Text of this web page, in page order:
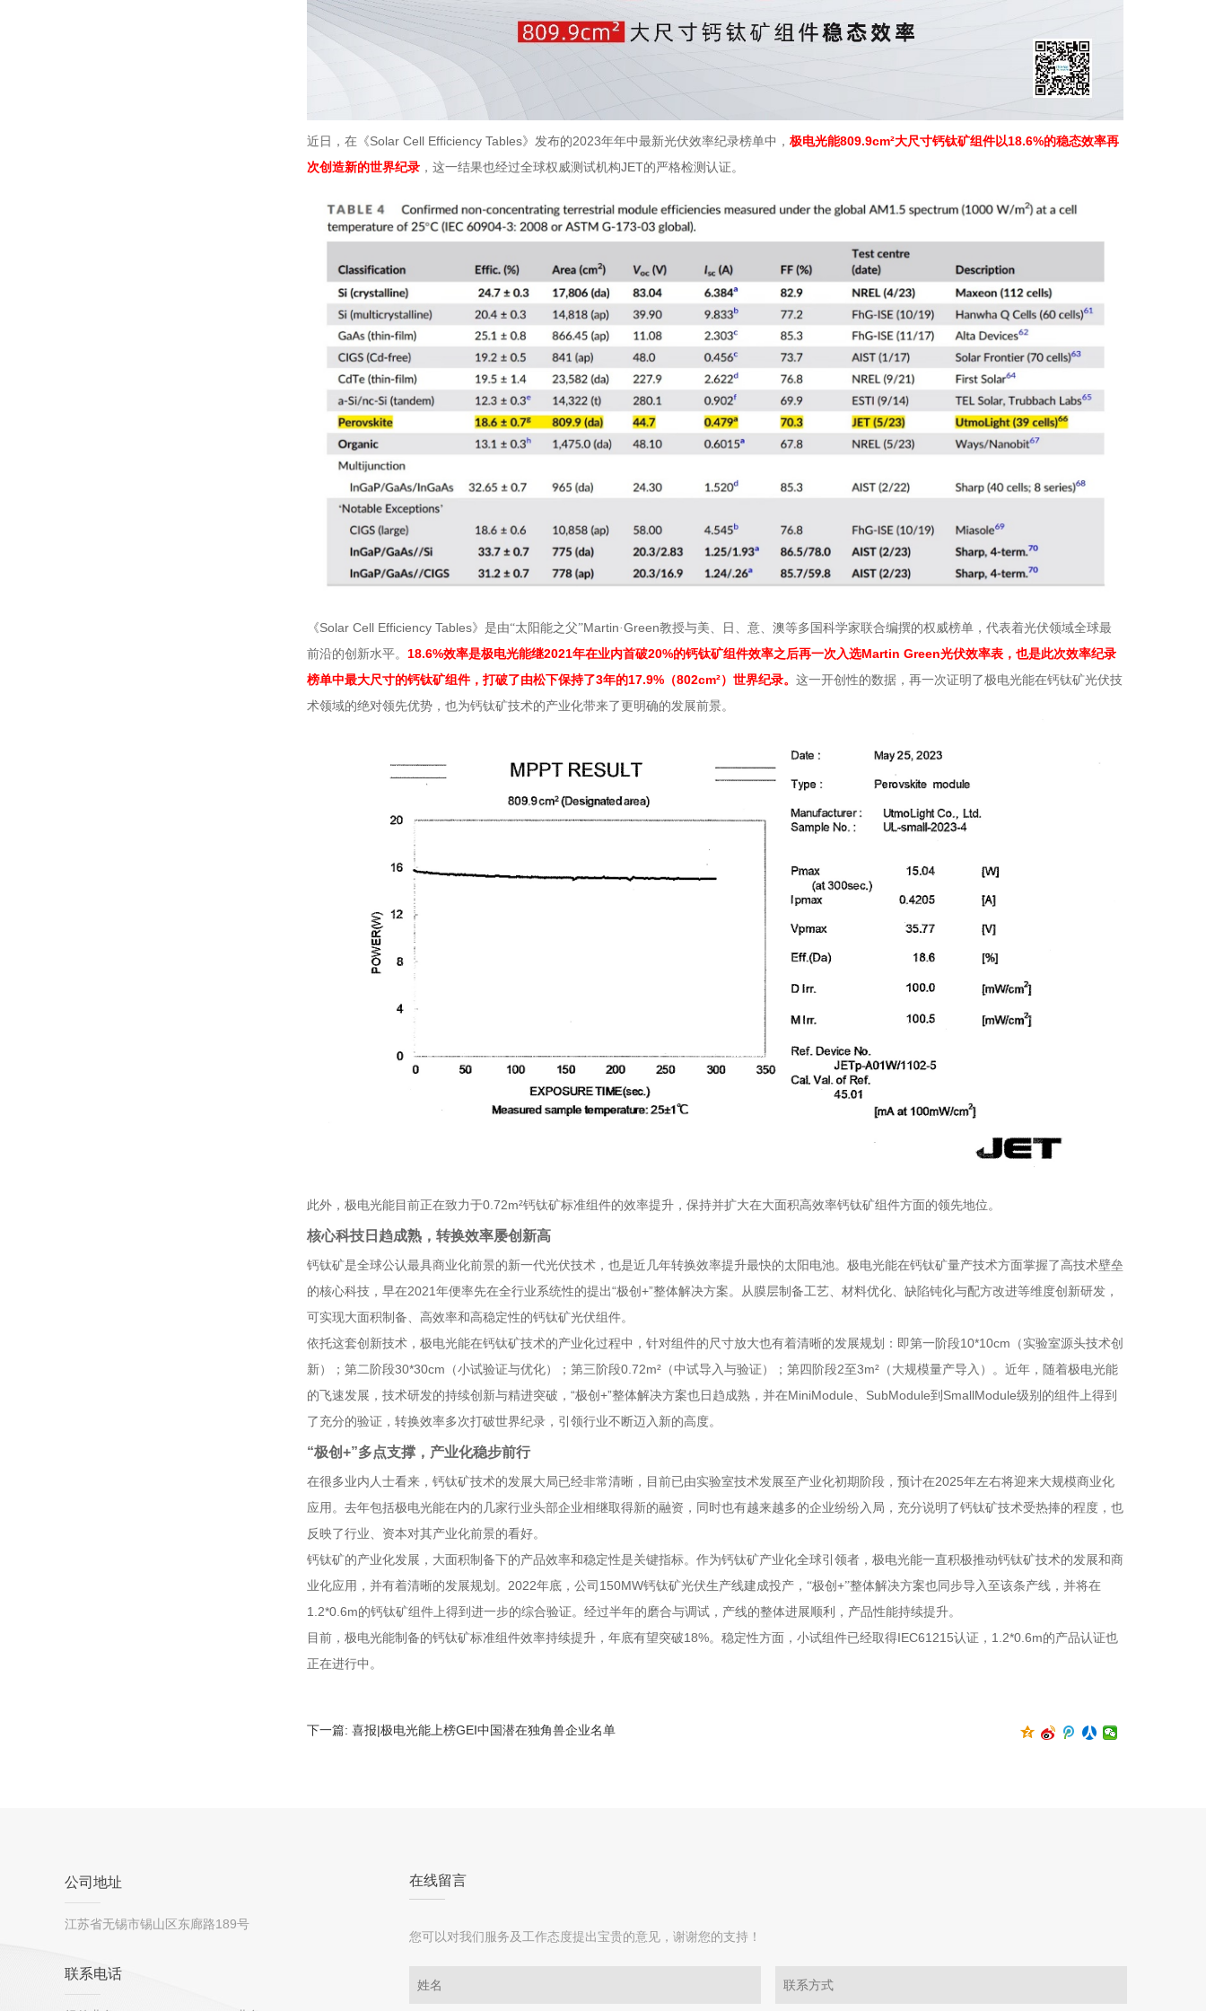
近日，在《Solar Cell Efficiency Tables》发布的2023年年中最新光伏效率纪录榜单中， 极电光能809.9cm²大尺寸钙钛矿组件以18.6%的稳态效率再
次创造新的世界纪录 ，这一结果也经过全球权威测试机构JET的严格检测认证。
《Solar Cell Efficiency Tables》是由“太阳能之父”Martin·Green教授与美、日、意、澳等多国科学家联合编撰的权威榜单，代表着光伏领域全球最
前沿的创新水平。 18.6%效率是极电光能继2021年在业内首破20%的钙钛矿组件效率之后再一次入选Martin Green光伏效率表，也是此次效率纪录
榜单中最大尺寸的钙钛矿组件，打破了由松下保持了3年的17.9% （802cm²）世界纪录。 这一开创性的数据，再一次证明了极电光能在钙钛矿光伏技
术领域的绝对领先优势，也为钙钛矿技术的产业化带来了更明确的发展前景。
此外，极电光能目前正在致力于0.72m²钙钛矿标准组件的效率提升，保持并扩大在大面积高效率钙钛矿组件方面的领先地位。
核心科技日趋成熟，转换效率屡创新高
钙钛矿是全球公认最具商业化前景的新一代光伏技术，也是近几年转换效率提升最快的太阳电池。极电光能在钙钛矿量产技术方面掌握了高技术壁垒
的核心科技，早在2021 年便率先在全行业系统性的提出“极创 +”整体解决方案。从膜层制备工艺、材料优化、缺陷钝化与配方改进等维度创新研发，
可实现大面积制备、高效率和高稳定性的钙钛矿光伏组件。
依托这套创新技术，极电光能在钙钛矿技术的产业化过程中，针对组件的尺寸放大也有着清晰的发展规划：即第一阶段10*10cm （实验室源头技术创
新）；第二阶段30*30cm （小试验证与优化）；第三阶段0.72m² （中试导入与验证）；第四阶段2至3m² （大规模量产导入）。近年，随着极电光能
的飞速发展，技术研发的持续创新与精进突破， “极创 +”整体解决方案也日趋成熟，并在MiniModule、 SubModule到 SmallModule级别的组件上得到
了充分的验证，转换效率多次打破世界纪录，引领行业不断迈入新的高度。
“极创+”多点支撑，产业化稳步前行
在很多业内人士看来，钙钛矿技术的发展大局已经非常清晰，目前已由实验室技术发展至产业化初期阶段，预计在2025年左右将迎来大规模商业化
应用。去年包括极电光能在内的几家行业头部企业相继取得新的融资，同时也有越来越多的企业纷纷入局，充分说明了钙钛矿技术受热捧的程度，也
反映了行业、资本对其产业化前景的看好。
钙钛矿的产业化发展，大面积制备下的产品效率和稳定性是关键指标。作为钙钛矿产业化全球引领者，极电光能一直积极推动钙钛矿技术的发展和商
业化应用，并有着清晰的发展规划。 2022年底，公司 150MW钙钛矿光伏生产线建成投产，“极创 +”整体解决方案也同步导入至该条产线，并将在
1.2*0.6m的钙钛矿组件上得到进一步的综合验证。经过半年的磨合与调试，产线的整体进展顺利，产品性能持续提升。
目前，极电光能制备的钙钛矿标准组件效率持续提升，年底有望突破18%。稳定性方面，小试组件已经取得IEC61215认证， 1.2*0.6m的产品认证也
正在进行中。
下一篇: 喜报|极电光能上榜GEI中国潜在独角兽企业名单
公司地址
江苏省无锡市锡山区东廊路189号
联系电话
在线留言
您可以对我们服务及工作态度提出宝贵的意见，谢谢您的支持！